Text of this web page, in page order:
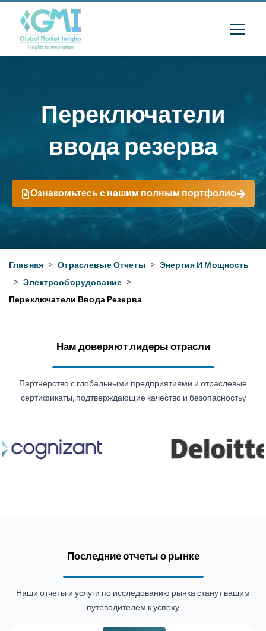
Переключатели
ввода резерва
Ознакомьтесь с нашим полным портфолио
Главная > Отраслевые Отчеты > Энергия И Мощность
> Электрооборудование >
Переключатели Ввода Резерва
Нам доверяют лидеры отрасли
Партнерство с глобальными предприятиями и отраслевые
сертификаты, подтверждающие качество и безопасностьy
Последние отчеты о рынке
Наши отчеты и услуги по исследованию рынка станут вашим
путеводителем к успеху